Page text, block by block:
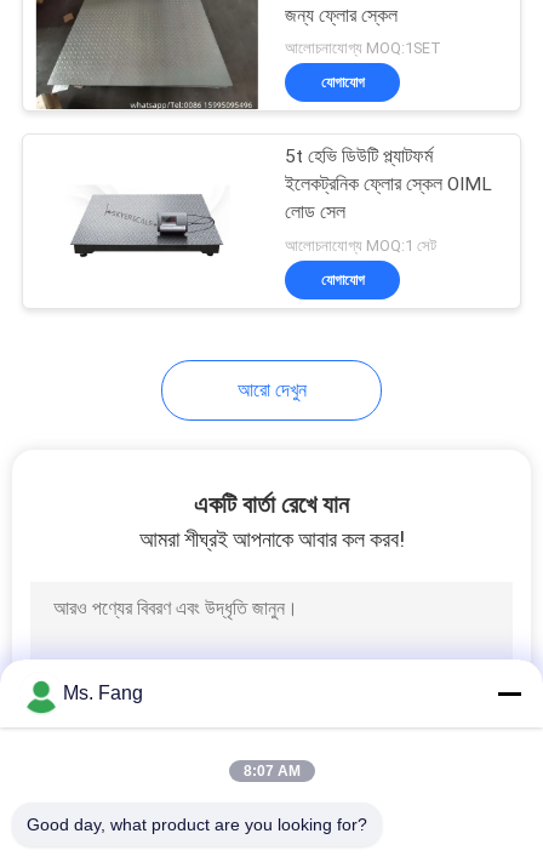
জন্য ফ্লোর স্কেল
আলোচনাযোগ্য MOQ:1SET
যোগাযোগ
5t হেভি ডিউটি ​​প্ল্যাটফর্ম
ইলেকট্রনিক ফ্লোর স্কেল OIML
লোড সেল
আলোচনাযোগ্য MOQ:1 সেট
যোগাযোগ
আরো দেখুন
একটি বার্তা রেখে যান
আমরা শীঘ্রই আপনাকে আবার কল করব!
Ms. Fang
8:07 AM
Good day, what product are you looking for?